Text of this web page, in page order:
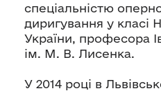
спеціальністю
диригування у класі
України, професора
ім. М. В. Лисенка.
У 2014 році в